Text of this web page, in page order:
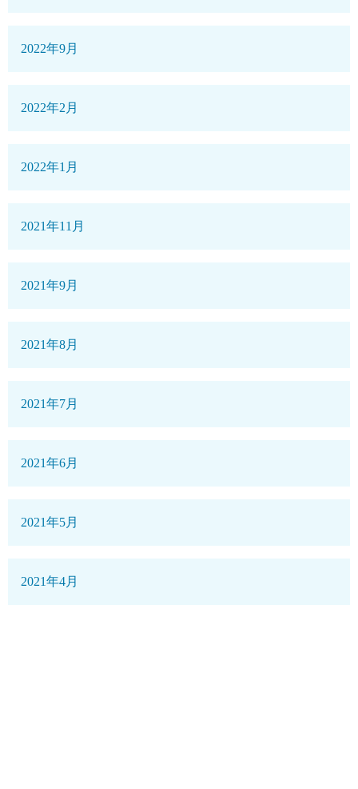
2022年9月
2022年2月
2022年1月
2021年11月
2021年9月
2021年8月
2021年7月
2021年6月
2021年5月
2021年4月